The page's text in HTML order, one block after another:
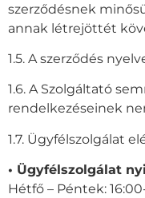
szerződésnek
annak létrejöttét
1.5. A szerződés
1.6. A Szolgáltató
rendelkezéseinek
1.7. Ügyfélszolgálat
• Ügyfélszolgálat
Hétfő – Péntek: